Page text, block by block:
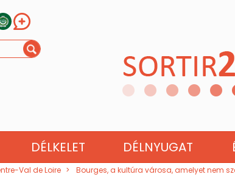
DÉLKELET DÉLNYUGAT
BRETAGNE PAYS DE
Val de Loire Bourges, a kultúra városa, amelyet nem